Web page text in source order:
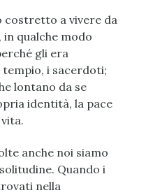
costretto a vivere da
qualche modo
gli era
tempio, i sacerdoti;
lontano da se
identità, la pace
anche noi siamo
Quando i
nella